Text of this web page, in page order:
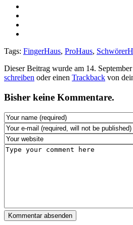
Tags: FingerHaus, ProHaus,
Dieser Beitrag wurde am 14.
schreiben oder einen Trackback von
Bisher keine Kommentare.